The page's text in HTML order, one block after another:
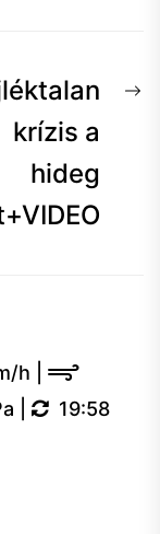
krízis a
hideg
h
19:58